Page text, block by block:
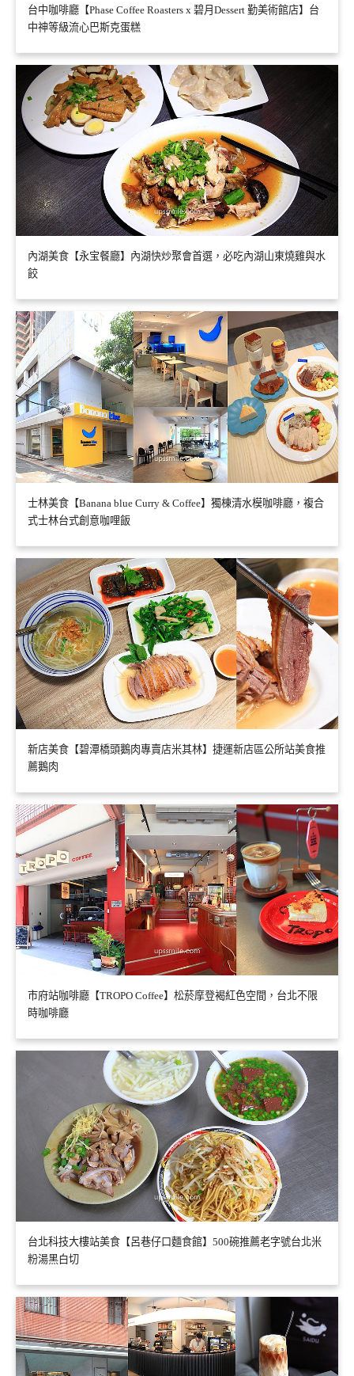
台中咖啡廳【Phase Coffee Roasters x 碧月Dessert 勤美術館店】台
中神等級流心巴斯克蛋糕
內湖美食【永宝餐廳】內湖快炒聚會首選，必吃內湖山東燒雞與水
餃
士林美食【Banana blue Curry & Coffee】獨棟清水模咖啡廳，複合
式士林台式創意咖哩飯
新店美食【碧潭橋頭鵝肉專賣店米其林】捷運新店區公所站美食推
薦鵝肉
市府站咖啡廳【TROPO Coffee】松菸摩登褐紅色空間，台北不限
時咖啡廳
台北科技大樓站美食【呂巷仔口麵食館】500碗推薦老字號台北米
粉湯黑白切